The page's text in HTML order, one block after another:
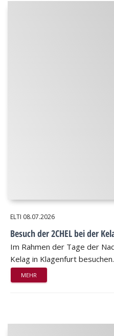
ELTI 08.07.2026
Besuch der 2CHEL bei der
Im Rahmen der Tage der
Kelag in Klagenfurt besuchen.
MEHR